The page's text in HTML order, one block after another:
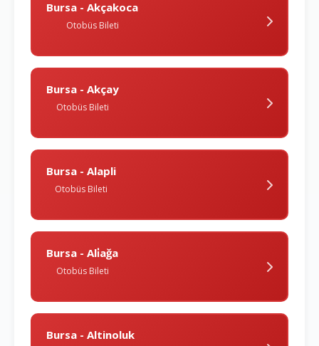
Bursa - Akçakoca
Otobüs Bileti
Bursa - Akçay
Otobüs Bileti
Bursa - Alapli
Otobüs Bileti
Bursa - Ali̇ağa
Otobüs Bileti
Bursa - Altinoluk